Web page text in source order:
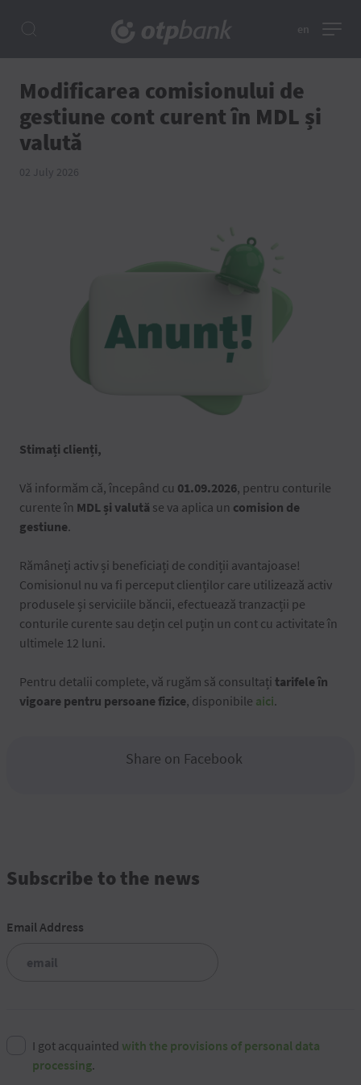
en
Modificarea comisionului de
gestiune cont curent în MDL și
valută
02 July 2026
Stimați clienți,
Vă informăm că, începând cu 01.09.2026, pentru conturile
curente în MDL și valută se va aplica un comision de
gestiune.
Rămâneți activ și beneficiați de condiții avantajoase!
Comisionul nu va fi perceput clienților care utilizează activ
produsele și serviciile băncii, efectuează tranzacții pe
conturile curente sau dețin cel puțin un cont cu activitate în
ultimele 12 luni.
Pentru detalii complete, vă rugăm să consultați tarifele în
vigoare pentru persoane fizice, disponibile aici.
Share on Facebook
Subscribe to the news
Email Address
I got acquainted with the provisions of personal data
processing.